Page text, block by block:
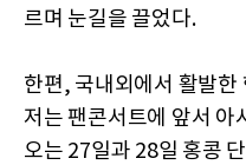
르며 눈길을 끌었다.
한편, 국내외에서 활발한
저는 팬콘서트에 앞서 아
오는 27일과 28일 홍콩